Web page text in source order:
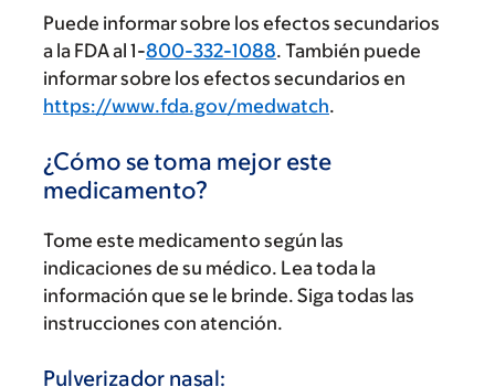
Puede informar sobre los efectos secundarios
a la FDA al 1-800-332-1088. También puede
informar sobre los efectos secundarios en
https://www.fda.gov/medwatch.
¿Cómo se toma mejor este
medicamento?
Tome este medicamento según las
indicaciones de su médico. Lea toda la
información que se le brinde. Siga todas las
instrucciones con atención.
Pulverizador nasal: